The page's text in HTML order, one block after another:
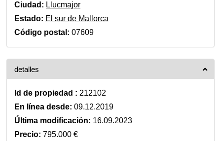
Ciudad: Llucmajor
Estado: El sur de Mallorca
Código postal: 07609
detalles
Id de propiedad : 212102
En línea desde: 09.12.2019
Última modificación: 16.09.2023
Precio: 795.000 €